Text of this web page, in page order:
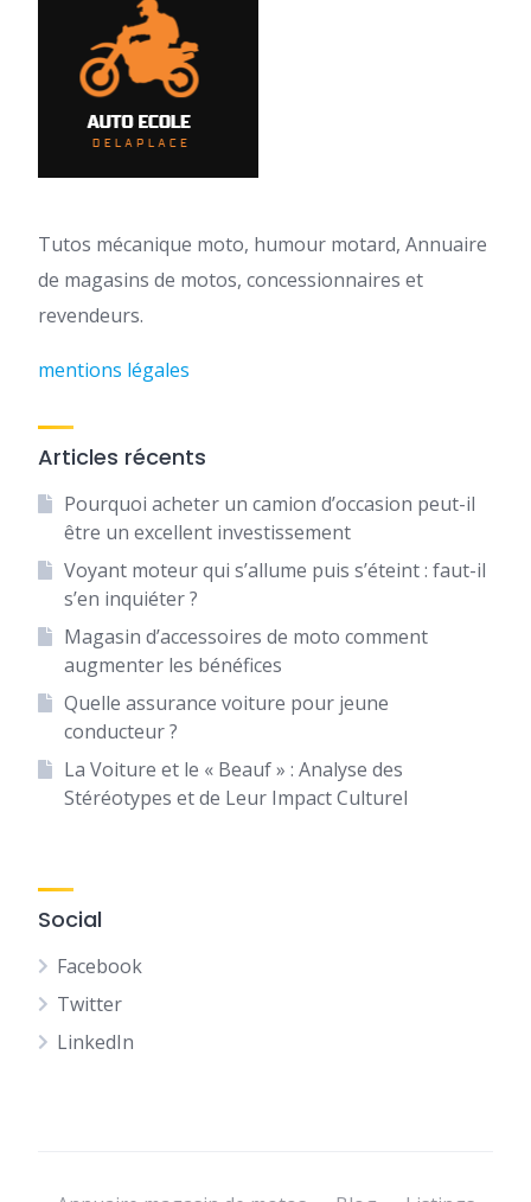
Tutos mécanique moto, humour motard, Annuaire
de magasins de motos, concessionnaires et
revendeurs.
mentions légales
Articles récents
Pourquoi acheter un camion d’occasion peut-il
être un excellent investissement
Voyant moteur qui s’allume puis s’éteint : faut-il
s’en inquiéter ?
Magasin d’accessoires de moto comment
augmenter les bénéfices
Quelle assurance voiture pour jeune
conducteur ?
La Voiture et le « Beauf » : Analyse des
Stéréotypes et de Leur Impact Culturel
Social
Facebook
Twitter
LinkedIn